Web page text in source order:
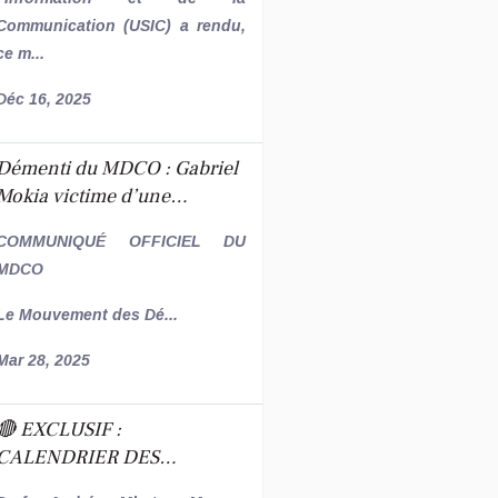
!
(USIC) a rendu,
m...
16, 2025
du MDCO : Gabriel
victime d’une
OFFICIEL DU
Mouvement des Dé...
28, 2025
EXCLUSIF :
DES